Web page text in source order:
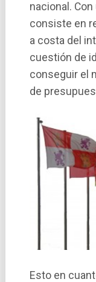
nacional.
consiste en
a costa del
cuestión de
conseguir el
de
Esto en